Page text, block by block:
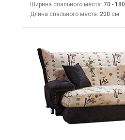
Ширина спального места: 70 - 180
Длина спального места: 200